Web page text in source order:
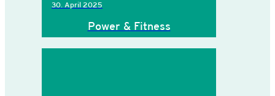
30. April 2025
Power & Fitness